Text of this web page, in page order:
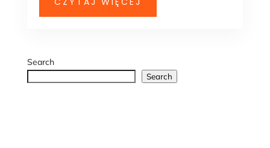
Search
Search